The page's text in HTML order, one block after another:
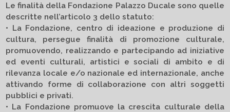
Le finalità della Fondazione Palazzo Ducale sono quelle
descritte nell’articolo 3 dello statuto:
• La Fondazione, centro di ideazione e produzione di
cultura, persegue finalità di promozione culturale,
promuovendo, realizzando e partecipando ad iniziative
ed eventi culturali, artistici e sociali di ambito e di
rilevanza locale e/o nazionale ed internazionale, anche
attivando forme di collaborazione con altri soggetti
pubblici e privati.
• La Fondazione promuove la crescita culturale della